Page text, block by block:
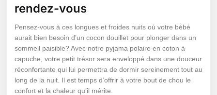
rendez-vous
Pensez-vous à ces longues et froides nuits où votre bébé
aurait bien besoin d’un cocon douillet pour plonger dans un
sommeil paisible? Avec notre pyjama polaire en coton à
capuche, votre petit trésor sera enveloppé dans une douceur
réconfortante qui lui permettra de dormir sereinement tout au
long de la nuit. Il est temps d’offrir à votre bout de chou le
confort et la chaleur qu’il mérite.